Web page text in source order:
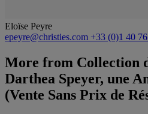
Eloïse Peyre
epeyre@christies.com +33 (0)1 40
More from Collection
Darthea Speyer, une
(Vente Sans Prix de